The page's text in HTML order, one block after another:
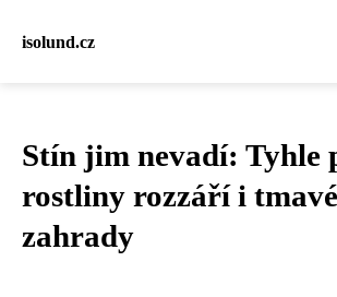
isolund.cz
Stín jim nevadí: Tyhle
rostliny rozzáří i
zahrady